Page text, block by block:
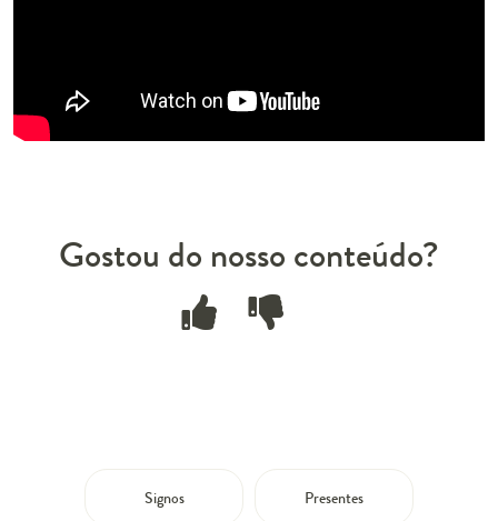
Gostou do nosso conteúdo?
Signos Presentes